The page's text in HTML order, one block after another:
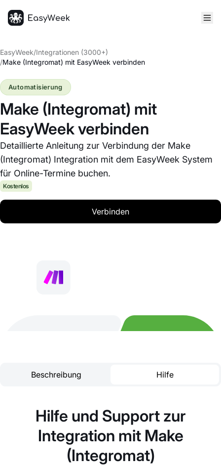
EasyWeek/Integrationen (3000+)
/Make (Integromat) mit EasyWeek verbinden
Make (Integromat) mit
EasyWeek verbinden
Detaillierte Anleitung zur Verbindung der Make
(Integromat) Integration mit dem EasyWeek System
für Online-Termine buchen.
Automatisierung
Kostenlos
Verbinden
Beschreibung Hilfe
Hilfe und Support zur
Integration mit Make
(Integromat)